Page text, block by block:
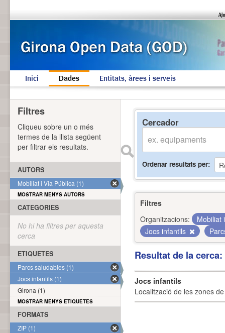
Inici Dades Entitats, àrees i serveis
Cercador
Ordenar resultats per
Filtres
Organitzacions:
Mobiliat
Jocs infantils
Resultat de la
Jocs infantils
Localització de les zones
Filtres
Cliqueu sobre un o més
termes de la llista següent
per filtrar els resultats.
AUTORS
Mobiliat i Via Pública (1)
MOSTRAR MENYS AUTORS
CATEGORIES
No hi ha filtres per aquesta
cerca
ETIQUETES
Parcs saludables (1)
Jocs infantils (1)
Girona (1)
MOSTRAR MENYS ETIQUETES
FORMATS
ZIP (1)